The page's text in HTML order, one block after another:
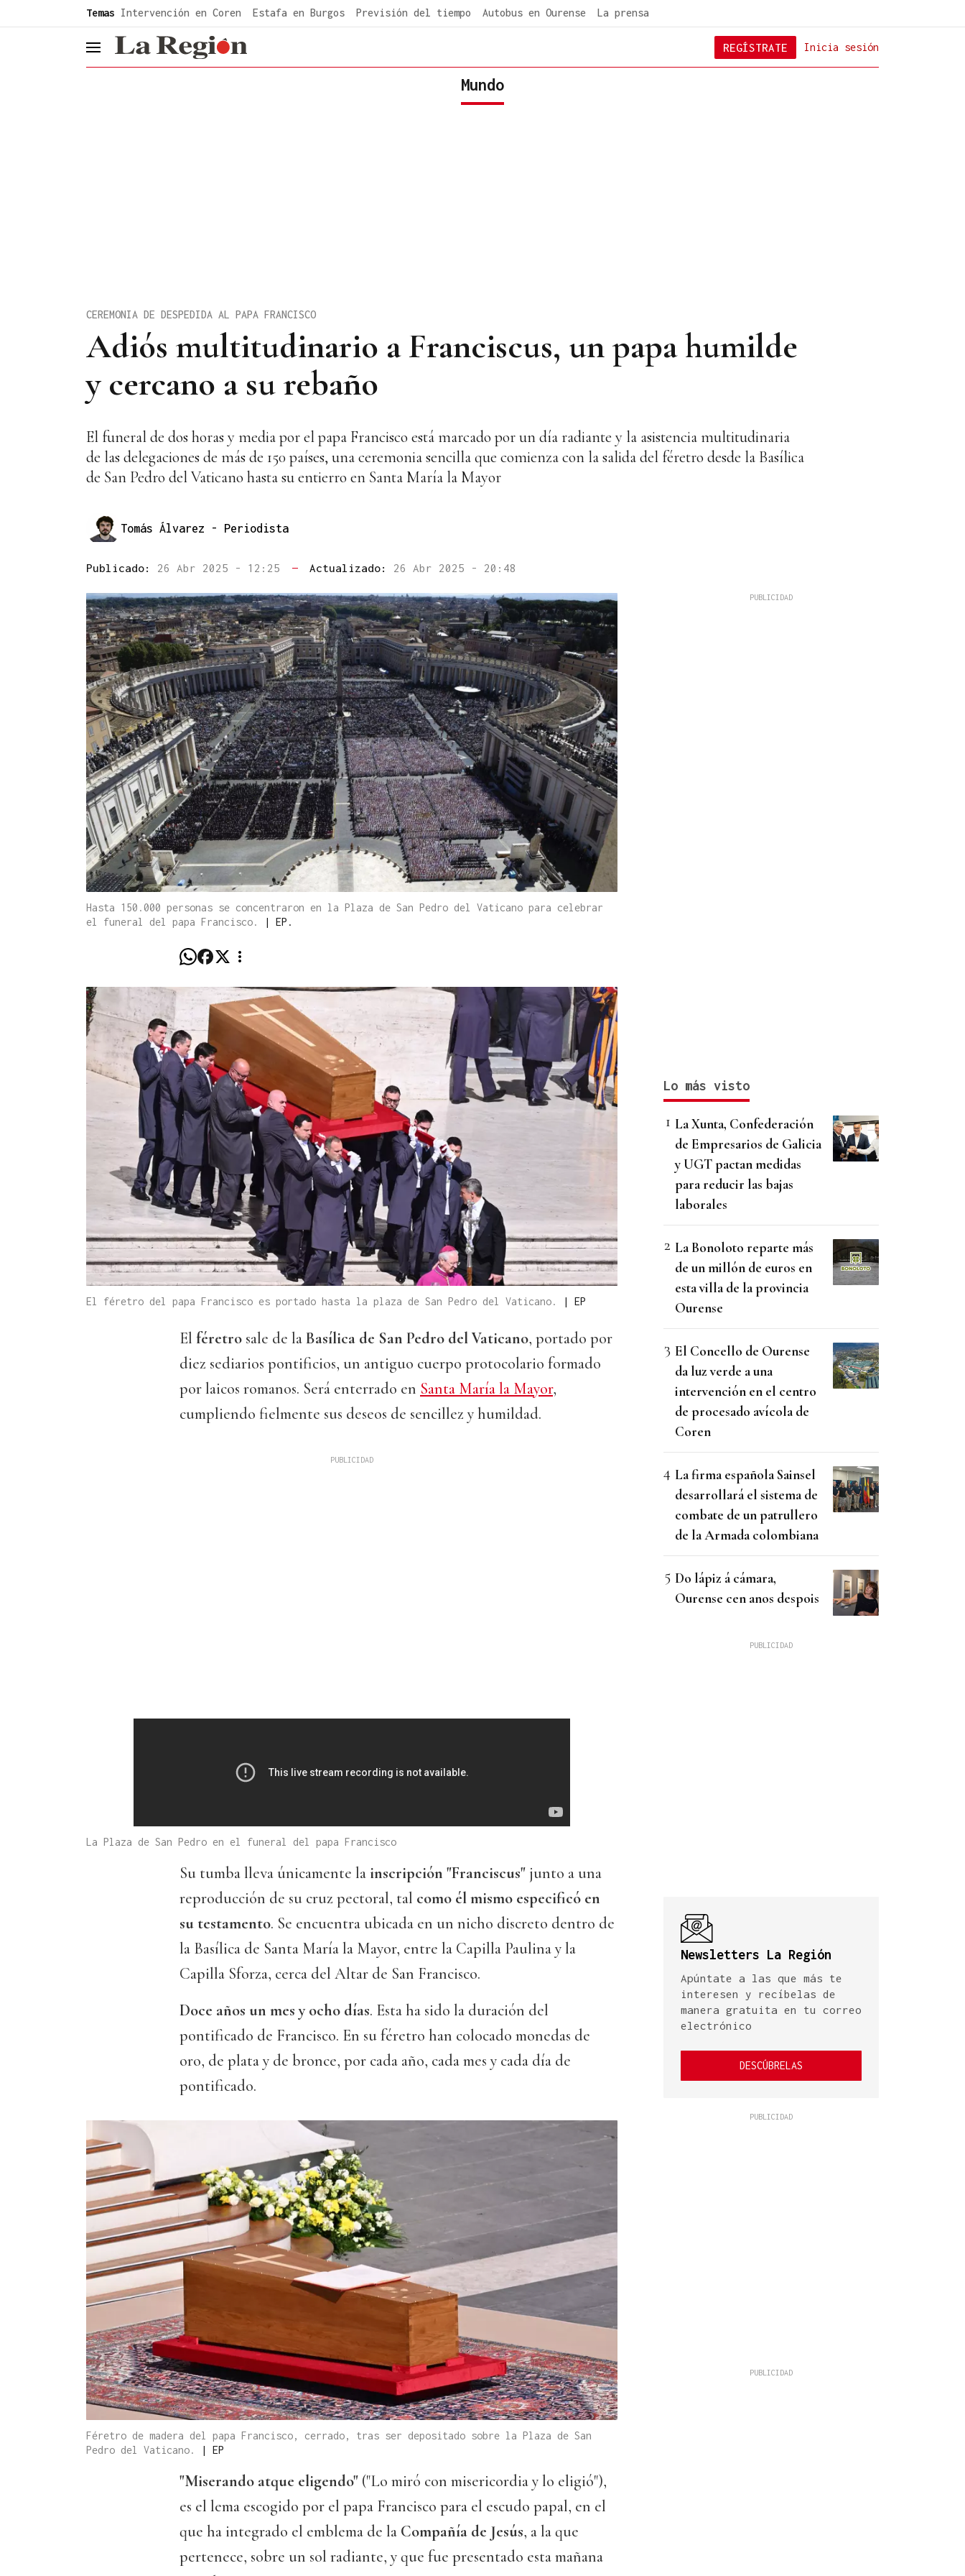
Temas Intervención en Coren Estafa en Burgos Previsión del tiempo Autobus en Ourense La prensa
header.menu.open Inicia sesión
REGÍSTRATE
Mundo
Adiós multitudinario a Franciscus, un papa humilde
y cercano a su rebaño
CEREMONIA DE DESPEDIDA AL PAPA FRANCISCO
El funeral de dos horas y media por el papa Francisco está marcado por un día radiante y la asistencia multitudinaria
de las delegaciones de más de 150 países, una ceremonia sencilla que comienza con la salida del féretro desde la Basílica
de San Pedro del Vaticano hasta su entierro en Santa María la Mayor
Tomás Álvarez - Periodista
Publicado: 26 Abr 2025 - 12:25 — Actualizado: 26 Abr 2025 - 20:48
Hasta 150.000 personas se concentraron en la Plaza de San Pedro del Vaticano para celebrar
el funeral del papa Francisco.
| EP.
El féretro del papa Francisco es portado hasta la plaza de San Pedro del Vaticano. | EP
El féretro sale de laBasílica de San Pedro del Vaticano, portado por
diez sediarios pontificios, un antiguo cuerpo protocolario formado
por laicos romanos. Será enterrado en Santa María la Mayor,
cumpliendo fielmente sus deseos de sencillez y humildad.
La Plaza de San Pedro en el funeral del papa Francisco
Su tumba lleva únicamente la inscripción "Franciscus" junto a una
reproducción de su cruz pectoral, tal como él mismo especificó en
su testamento. Se encuentra ubicada en un nicho discreto dentro de
la Basílica de Santa María la Mayor, entre la Capilla Paulina y la
Capilla Sforza, cerca del Altar de San Francisco.
Doce años un mes y ocho días. Esta ha sido la duración del
pontificado de Francisco. En su féretro han colocado monedas de
oro, de plata y de bronce, por cada año, cada mes y cada día de
pontificado.
Féretro de madera del papa Francisco, cerrado, tras ser depositado sobre la Plaza de San
Pedro del Vaticano.
| EP
"Miserando atque eligendo" ("Lo miró con misericordia y lo eligió"),
es el lema escogido por el papa Francisco para el escudo papal, en el
que ha integrado el emblema de la Compañía de Jesús, a la que
pertenece, sobre un sol radiante, y que fue presentado esta mañana
Lo más visto
La Xunta, Confederación
de Empresarios de Galicia
y UGT pactan medidas
para reducir las bajas
laborales
La Bonoloto reparte más
de un millón de euros en
esta villa de la provincia
Ourense
El Concello de Ourense
da luz verde a una
intervención en el centro
de procesado avícola de
Coren
La firma española Sainsel
desarrollará el sistema de
combate de un patrullero
de la Armada colombiana
Do lápiz á cámara,
Ourense cen anos despois
Newsletters La Región
Apúntate a las que más te
interesen y recíbelas de
manera gratuita en tu correo
electrónico
DESCÚBRELAS